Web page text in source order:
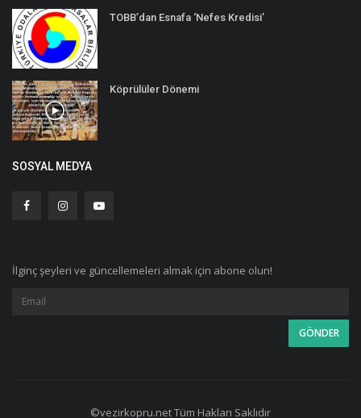
TOBB’dan Esnafa ‘Nefes Kredisi’
Köprülüler Dönemi
SOSYAL MEDYA
İlginç şeyleri ve güncellemeleri almak için abone olun!
©vezirkopru.net Tüm Hakları Saklıdır